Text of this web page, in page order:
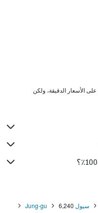
سيول 6,240
Jung-gu